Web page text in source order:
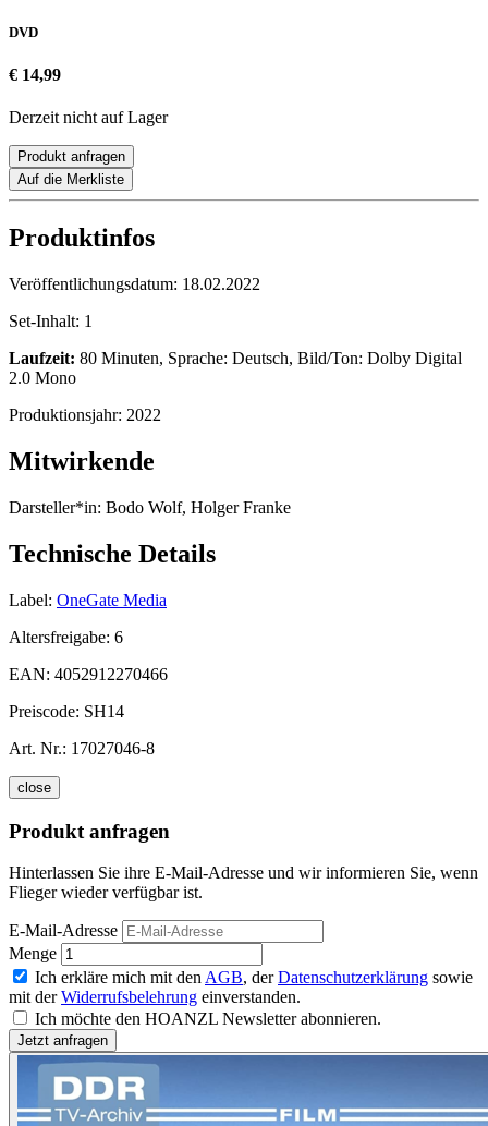
DVD
€ 14,99
Derzeit nicht auf Lager
Produkt anfragen
Auf die Merkliste
Produktinfos
Veröffentlichungsdatum: 18.02.2022
Set-Inhalt: 1
Laufzeit: 80 Minuten, Sprache: Deutsch, Bild/Ton: Dolby Digital
2.0 Mono
Produktionsjahr: 2022
Mitwirkende
Darsteller*in: Bodo Wolf, Holger Franke
Technische Details
Label: OneGate Media
Altersfreigabe: 6
EAN: 4052912270466
Preiscode: SH14
Art. Nr.: 17027046-8
close
Produkt anfragen
Hinterlassen Sie ihre E-Mail-Adresse und wir informieren Sie, wenn
Flieger wieder verfügbar ist.
E-Mail-Adresse
Menge
Ich erkläre mich mit den AGB, derDatenschutzerklärung sowie
mit derWiderrufsbelehrung einverstanden.
Ich möchte den HOANZL Newsletter abonnieren.